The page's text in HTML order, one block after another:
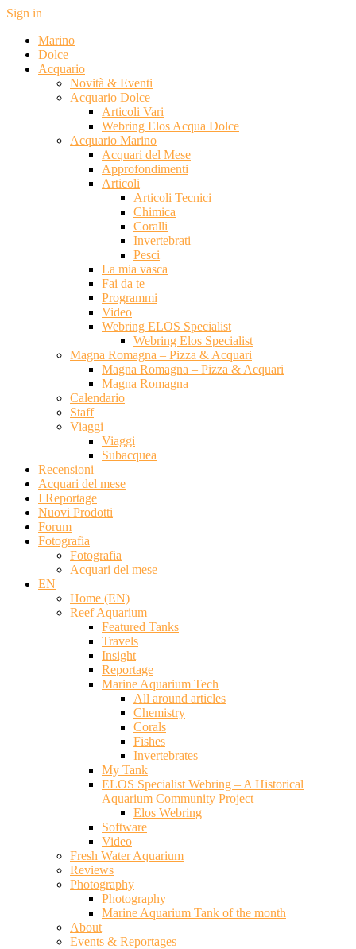
Sign in
Marino
Dolce
Acquario
Novità & Eventi
Acquario Dolce
Articoli Vari
Webring Elos Acqua Dolce
Acquario Marino
Acquari del Mese
Approfondimenti
Articoli
Articoli Tecnici
Chimica
Coralli
Invertebrati
Pesci
La mia vasca
Fai da te
Programmi
Video
Webring ELOS Specialist
Webring Elos Specialist
Magna Romagna – Pizza & Acquari
Magna Romagna – Pizza & Acquari
Magna Romagna
Calendario
Staff
Viaggi
Viaggi
Subacquea
Recensioni
Acquari del mese
I Reportage
Nuovi Prodotti
Forum
Fotografia
Fotografia
Acquari del mese
EN
Home (EN)
Reef Aquarium
Featured Tanks
Travels
Insight
Reportage
Marine Aquarium Tech
All around articles
Chemistry
Corals
Fishes
Invertebrates
My Tank
ELOS Specialist Webring – A Historical
Aquarium Community Project
Elos Webring
Software
Video
Fresh Water Aquarium
Reviews
Photography
Photography
Marine Aquarium Tank of the month
About
Events & Reportages